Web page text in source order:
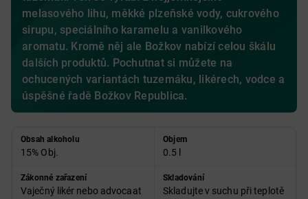
melasového lihu, měkké plzeňské vody, cukrového
sirupu, speciálního karamelu a vanilkového
aromatu. Kromě něj ale Božkov nabízí celou škálu
dalších produktů. Pochutnat si můžete na
ochucených variantách tuzemáku, likérech, vodce a
úspěšné řadě Božkov Republica.
Obsah alkoholu
15% Obj.
Objem
0.5 l
Zákonné zařazení
Vaječný likér nebo advocaat
Skladování
Skladujte v suchu při teplotě